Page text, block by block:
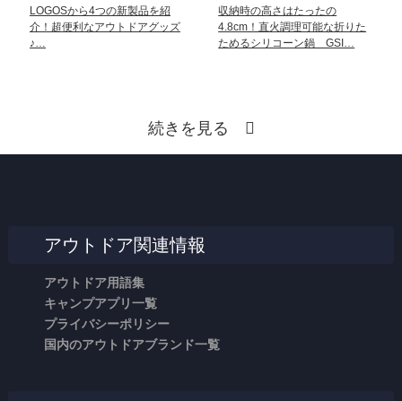
LOGOSから4つの新製品を紹
介！超便利なアウトドアグッズ
♪…
収納時の高さはたったの
4.8cm！直火調理可能な折りた
ためるシリコーン鍋 GSI…
続きを見る
アウトドア関連情報
アウトドア用語集
キャンプアプリ一覧
プライバシーポリシー
国内のアウトドアブランド一覧